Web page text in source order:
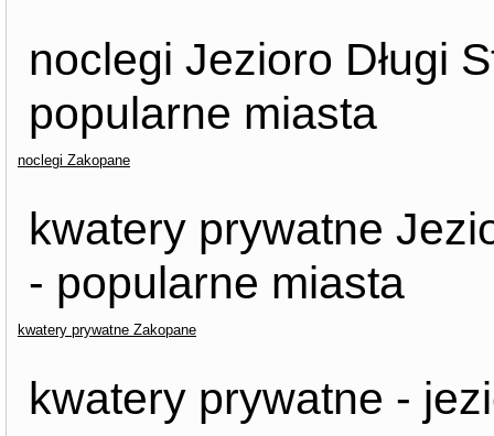
noclegi Jezioro Długi
popularne miasta
noclegi Zakopane
kwatery prywatne
- popularne miasta
kwatery prywatne Zakopane
kwatery prywatne -